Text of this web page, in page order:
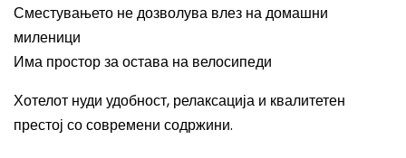
Сместувањето не дозволува влез на домашни
миленици
Има простор за остава на велосипеди
Хотелот нуди удобност, релаксација и квалитетен
престој со современи содржини.